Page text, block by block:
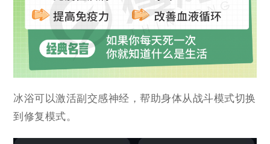
冰浴可以激活副交感神经，帮助身体从战斗模式切换
到修复模式。